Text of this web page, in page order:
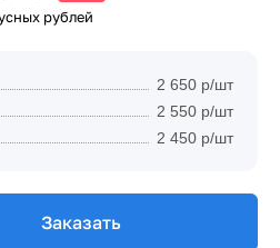
рублей
2 650 р/шт
2 550 р/шт
2 450 р/шт
Заказать